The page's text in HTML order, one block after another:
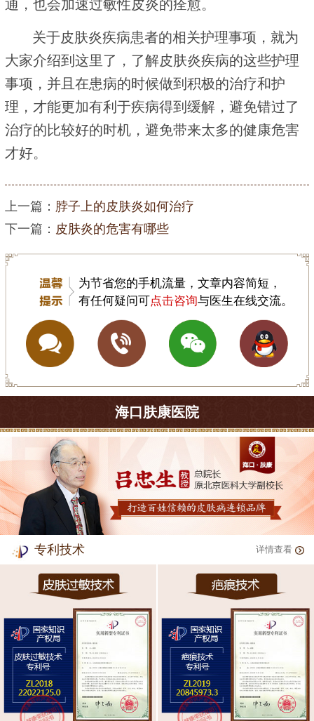
通，也会加速过敏性皮炎的痊愈。
关于皮肤炎疾病患者的相关护理事项，就为
大家介绍到这里了，了解皮肤炎疾病的这些护理
事项，并且在患病的时候做到积极的治疗和护
理，才能更加有利于疾病得到缓解，避免错过了
治疗的比较好的时机，避免带来太多的健康危害
才好。
上一篇： 脖子上的皮肤炎如何治疗
下一篇： 皮肤炎的危害有哪些
为节省您的手机流量，文章内容简短，
有任何疑问可点击咨询与医生在线交流。
海口肤康医院
专利技术 详情查看